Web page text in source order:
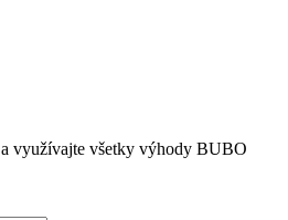
využívajte všetky výhody BUBO